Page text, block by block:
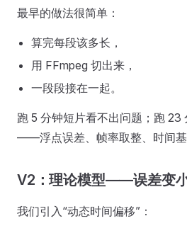
最早的做法很简单：
算完每段该多长，
用 FFmpeg 切出来，
一段段接在一起。
跑 5 分钟短片看不出问题；跑 23
——浮点误差、帧率取整、时间基
V2：理论模型——误差变
我们引入“动态时间偏移”：